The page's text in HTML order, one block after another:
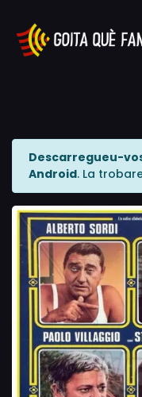
Descarregueu-
Android. La